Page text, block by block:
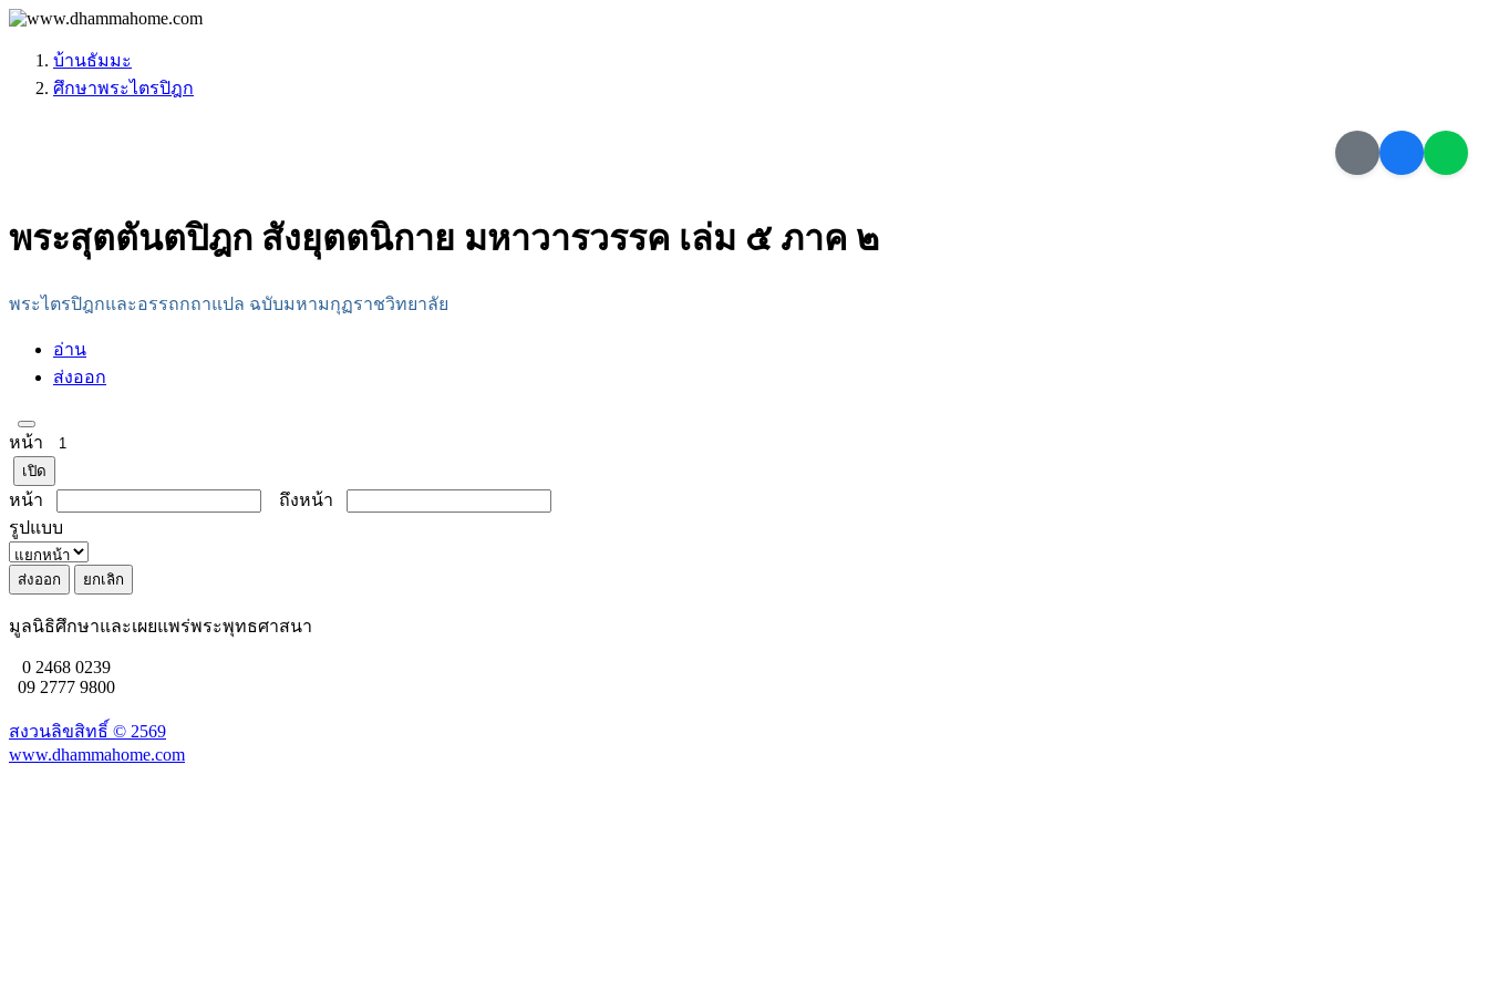
บ้านธัมมะ
ศึกษาพระไตรปิฎก
พระสุตตันตปิฎก สังยุตตนิกาย มหาวารวรรค เล่ม ๕ ภาค ๒
พระไตรปิฎกและอรรถกถาแปล ฉบับมหามกุฏราชวิทยาลัย
อ่าน
ส่งออก
หน้า
เปิด
หน้า
ถึงหน้า
รูปแบบ
มูลนิธิศึกษาและเผยแพร่พระพุทธศาสนา
0 2468 0239
09 2777 9800
สงวนลิขสิทธิ์ © 2569
www.dhammahome.com